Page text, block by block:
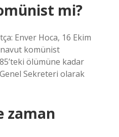
mi?
Enver Hoca, 16 Ekim
komünist
ölümüne kadar
Sekreteri olarak
zaman